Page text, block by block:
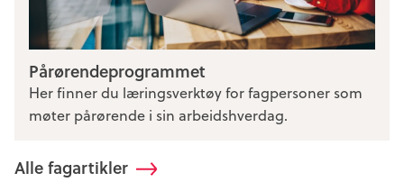
Pårørendeprogrammet
Her finner du læringsverktøy for fagpersoner som
møter pårørende i sin arbeidshverdag.
Alle fagartikler